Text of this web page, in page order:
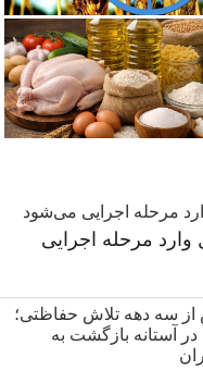
مرحله اجرایی